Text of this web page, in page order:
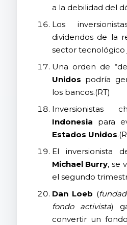
a la debilidad del
Los
dividendos de la
sector tecnológico
Una orden de
Unidos podría
los bancos.(RT)
Inversionistas
Indonesia para
Estados Unidos
El inversionista
Michael Burry, se
el segundo
Dan Loeb (
fondo activista)
convertir un